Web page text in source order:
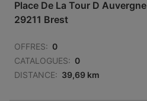
Place De La Tour D Auvergne
29211 Brest
OFFRES: 0
CATALOGUES: 0
DISTANCE: 39,69 km